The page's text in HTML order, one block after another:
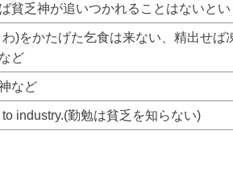
貧乏神が追いつかれることはないとい
)をかたげた乞食は来ない、精出せば
ど
など
industry.(勤勉は貧乏を知らない)